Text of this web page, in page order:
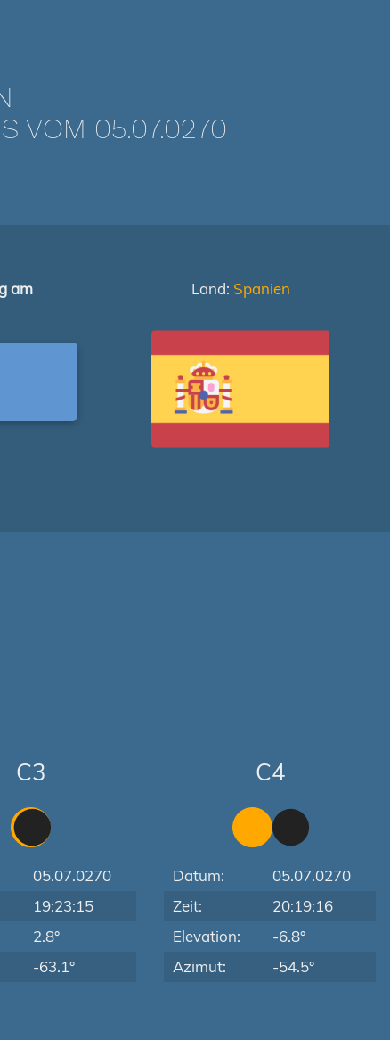
VOM 05.07.0270
am
Land: Spanien
C3
05.07.0270
19:23:15
2.8°
-63.1°
C4
Datum:
05.07.0270
Zeit:
20:19:16
Elevation:
-6.8°
Azimut:
-54.5°